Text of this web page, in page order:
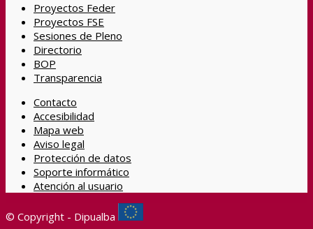
Proyectos Feder
Proyectos FSE
Sesiones de Pleno
Directorio
BOP
Transparencia
Contacto
Accesibilidad
Mapa web
Aviso legal
Protección de datos
Soporte informático
Atención al usuario
© Copyright - Dipualba